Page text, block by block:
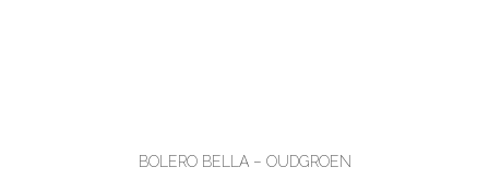
BOLERO BELLA – OUDGROEN